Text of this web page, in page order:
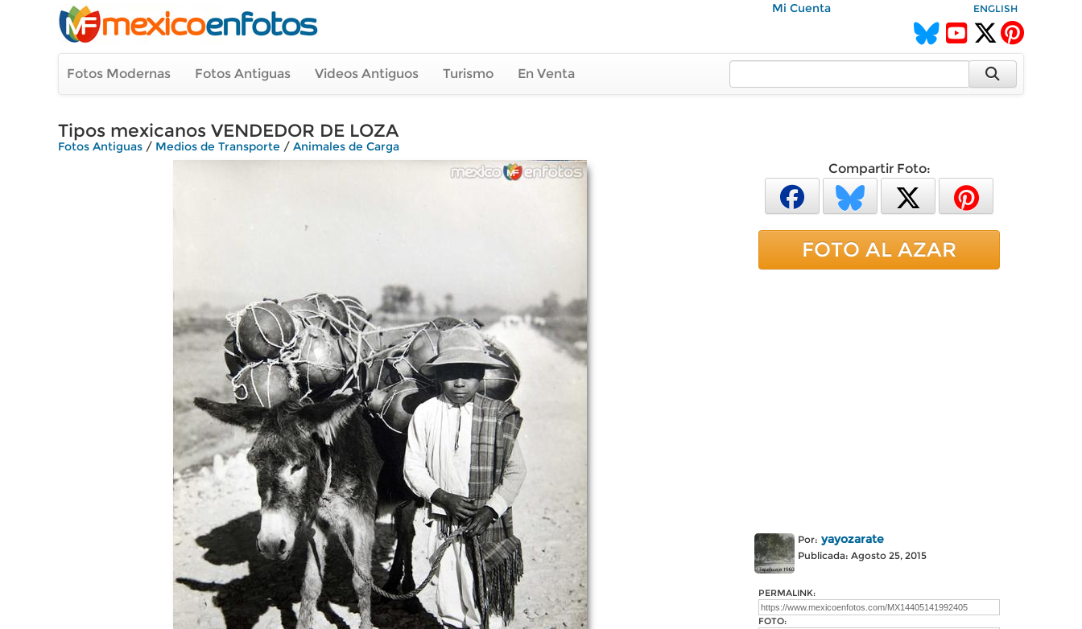
Mi Cuenta ENGLISH
Fotos Modernas Fotos Antiguas Videos Antiguos Turismo En Venta
Tipos mexicanos VENDEDOR DE LOZA
Fotos Antiguas / Medios de Transporte / Animales de Carga
Compartir Foto:
FOTO AL AZAR
Por: yayozarate
Publicada: Agosto 25, 2015
PERMALINK:
FOTO: